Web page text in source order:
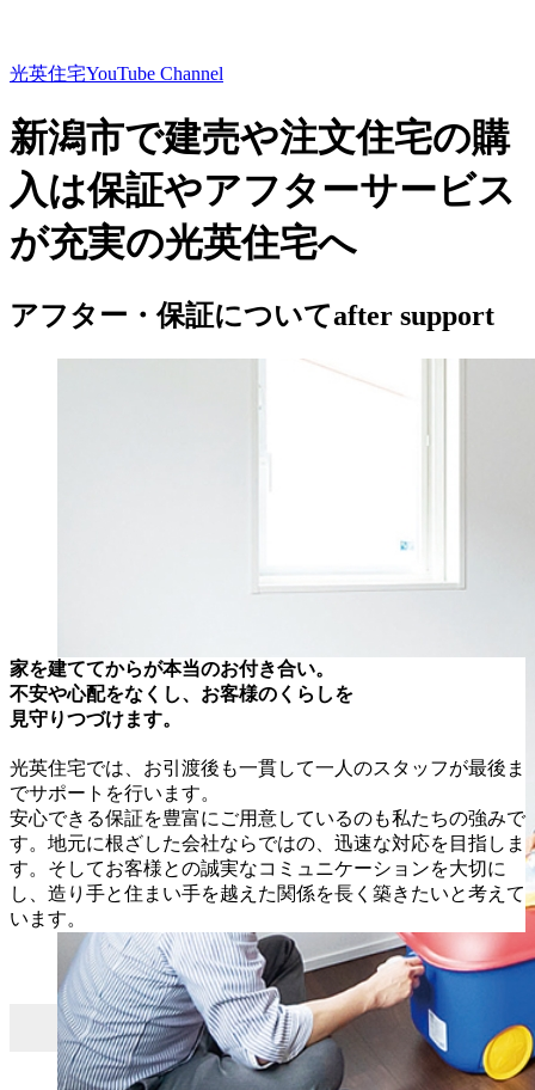
光英住宅YouTube Channel
新潟市で建売や注文住宅の購
入は保証やアフターサービス
が充実の光英住宅へ
アフター・保証についてafter support
家を建ててからが本当のお付き合い。
不安や心配をなくし、お客様のくらしを
見守りつづけます。
光英住宅では、お引渡後も一貫して一人のスタッフが最後ま
でサポートを行います。
安心できる保証を豊富にご用意しているのも私たちの強みで
す。地元に根ざした会社ならではの、迅速な対応を目指しま
す。そしてお客様との誠実なコミュニケーションを大切に
し、造り手と住まい手を越えた関係を長く築きたいと考えて
います。